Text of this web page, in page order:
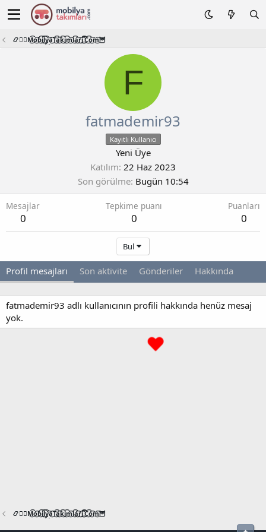
📿🧙‍♂️M͜͡o͜͡b͜͡i͜͡l͜͡y͜͡a͜͡T͜͡a͜͡k͜͡i͜͡m͜͡l͜͡a͜͡r͜͡i͜͡.͜͡C͜͡o͜͡m͜͡🦉
F
fatmademir93
Kayıtlı Kullanıcı
Yeni Üye
Katılım 22 Haz 2023
Son görülme Bugün 10:54
Mesajlar
0
Tepkime puanı
0
Puanları
0
Bul
Profil mesajları Son aktivite Gönderiler Hakkında
fatmademir93 adlı kullanıcının profili hakkında henüz mesaj
yok.
📿🧙‍♂️M͜͡o͜͡b͜͡i͜͡l͜͡y͜͡a͜͡T͜͡a͜͡k͜͡i͜͡m͜͡l͜͡a͜͡r͜͡i͜͡.͜͡C͜͡o͜͡m͜͡🦉